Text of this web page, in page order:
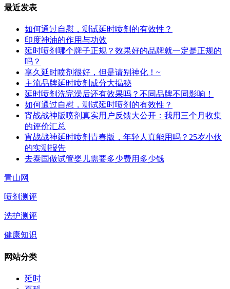
最近发表
如何通过自慰，测试延时喷剂的有效性？
印度神油的作用与功效
延时喷剂哪个牌子正规？效果好的品牌就一定是正规的
吗？
享久延时喷剂很好，但是请别神化！~
主流品牌延时喷剂成分大揭秘
延时喷剂洗完澡后还有效果吗？不同品牌不同影响！
如何通过自慰，测试延时喷剂的有效性？
宵战战神版喷剂真实用户反馈大公开：我用三个月收集
的评价汇总
宵战战神延时喷剂青春版，年轻人真能用吗？25岁小伙
的实测报告
去泰国做试管婴儿需要多少费用多少钱
青山网
喷剂测评
洗护测评
健康知识
网站分类
延时